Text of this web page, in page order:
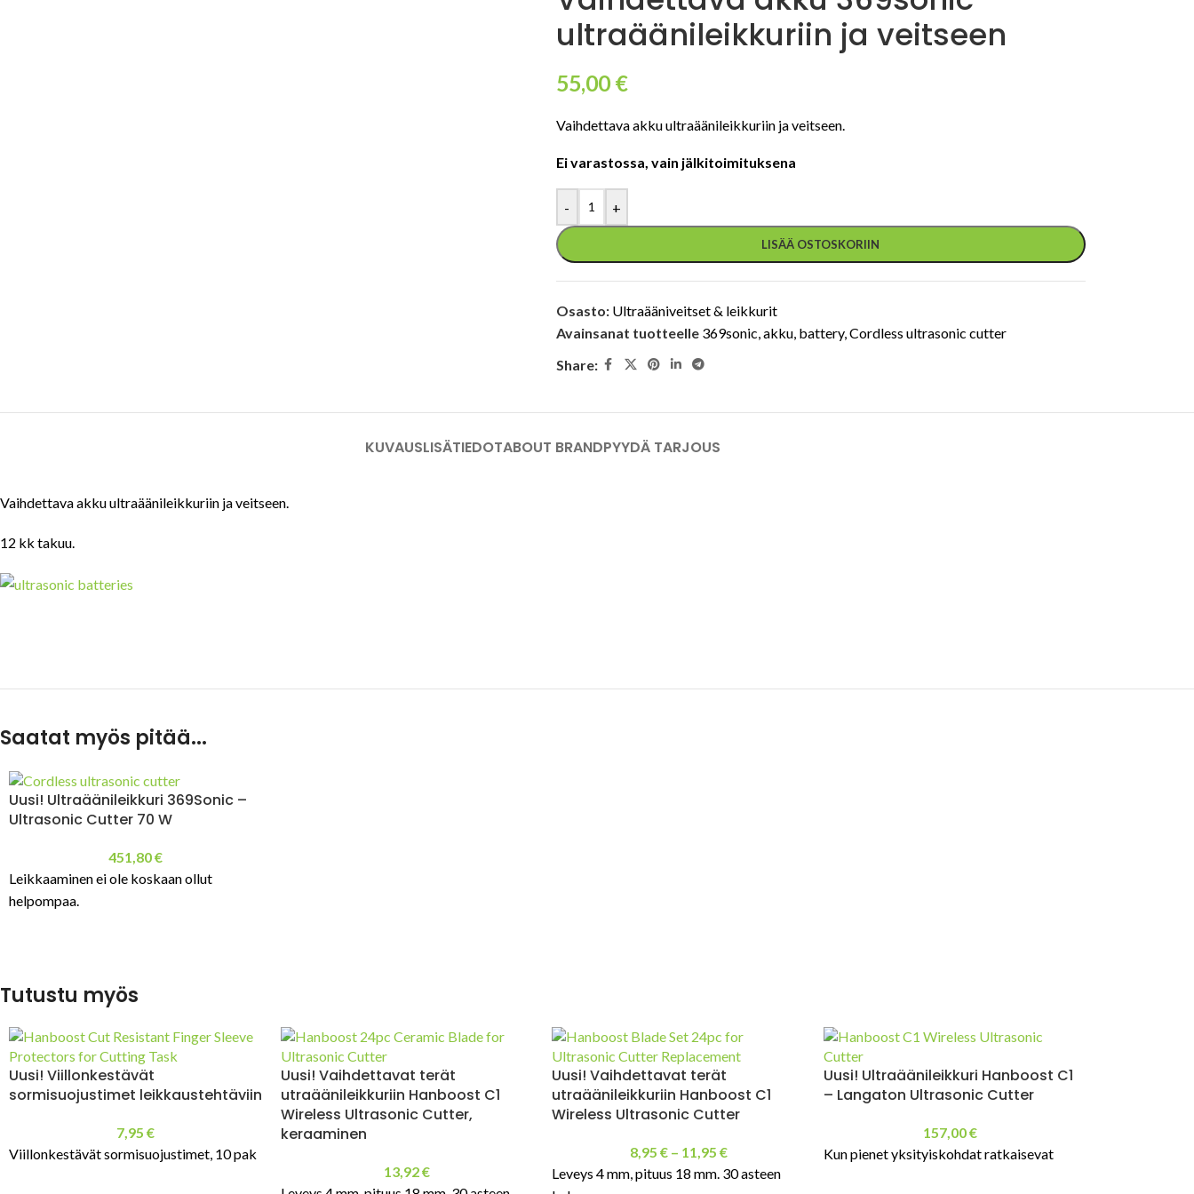
ultraäänileikkuriin ja veitseen
55,00€
Vaihdettava akku ultraäänileikkuriin ja veitseen.
Ei varastossa, vain jälkitoimituksena
- +
LISÄÄ OSTOSKORIIN
Osasto: Ultraääniveitset & leikkurit
Avainsanat tuotteelle 369sonic,akku, battery,Cordless ultrasonic cutter
Share:
KUVAUSLISÄTIEDOTABOUT BRANDPYYDÄ TARJOUS
Vaihdettava akku ultraäänileikkuriin ja veitseen.
12 kk takuu.
Saatat myös pitää...
Uusi! Ultraäänileikkuri 369Sonic –
Ultrasonic Cutter 70 W
451,80€
Leikkaaminen ei ole koskaan ollut
helpompaa.
Tutustu myös
Uusi! Viillonkestävät
sormisuojustimet leikkaustehtäviin
7,95€
Viillonkestävät sormisuojustimet, 10 pak
Uusi! Vaihdettavat terät
utraäänileikkuriin Hanboost C1
Wireless Ultrasonic Cutter,
keraaminen
13,92€
Uusi! Vaihdettavat terät
utraäänileikkuriin Hanboost C1
Wireless Ultrasonic Cutter
8,95 € – 11,95 €
Leveys 4 mm, pituus 18 mm. 30 asteen
Uusi! Ultraäänileikkuri Hanboost C1
– Langaton Ultrasonic Cutter
157,00€
Kun pienet yksityiskohdat ratkaisevat